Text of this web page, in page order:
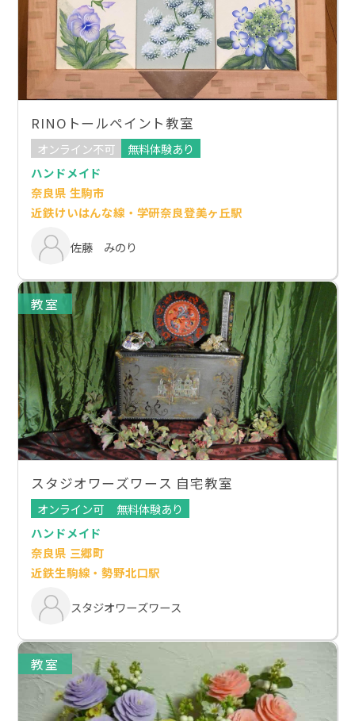
RINOトールペイント教室
オンライン不可
無料体験あり
ハンドメイド
奈良県 生駒市
近鉄けいはんな線・学研奈良登美ヶ丘駅
佐藤 みのり
教室
スタジオワーズワース 自宅教室
オンライン可
無料体験あり
ハンドメイド
奈良県 三郷町
近鉄生駒線・勢野北口駅
スタジオワーズワース
教室